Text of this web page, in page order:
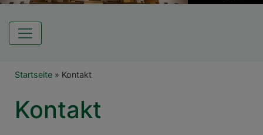
Hauptnavigation
Breadcrumb
Startseite Kontakt
Kontakt